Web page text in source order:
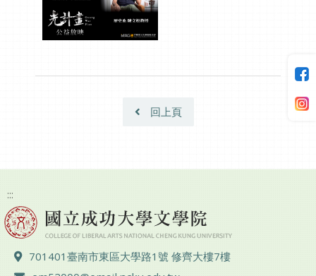
回上頁
:::
地址 ：
701401臺南市東區大學路1號 修齊大樓7樓